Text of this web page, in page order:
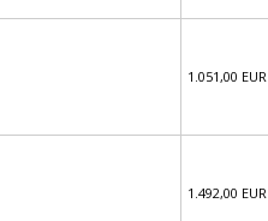
1.051,00 EUR
1.492,00 EUR